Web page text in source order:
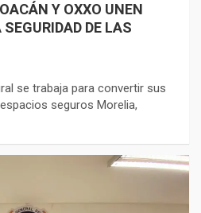
Y OXXO UNEN
DE LAS
se trabaja para convertir sus
seguros Morelia,